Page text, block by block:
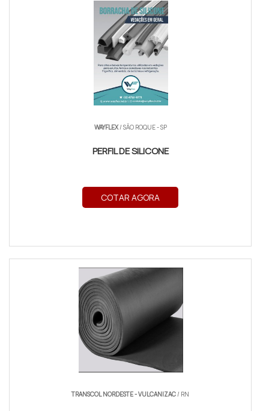
WAYFLEX/ SÃO ROQUE - SP
PERFIL DE SILICONE
COTAR AGORA
TRANSCOL NORDESTE - VULCANIZAC/ RN